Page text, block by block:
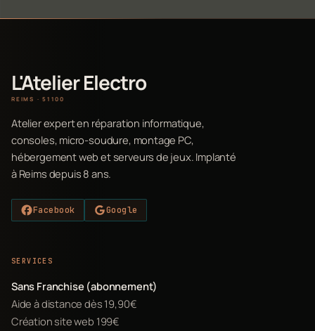
L'Atelier Electro
REIMS · 51100
Atelier expert en réparation informatique,
consoles, micro-soudure, montage PC,
hébergement web et serveurs de jeux. Implanté
à Reims depuis 8 ans.
Facebook Google
SERVICES
Sans Franchise (abonnement)
Aide à distance dès 19,90€
Création site web 199€